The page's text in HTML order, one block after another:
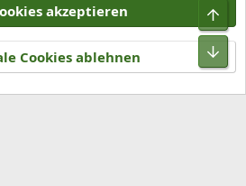
Datenschutz
R
S
S
® © 2010-2026 XenForo Ltd.
akzeptieren
Cookies ablehnen